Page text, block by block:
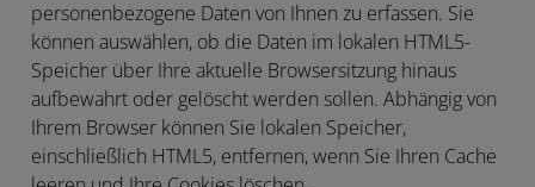
personenbezogene Daten von Ihnen zu erfassen. Sie
können auswählen, ob die Daten im lokalen HTML5-
Speicher über Ihre aktuelle Browsersitzung hinaus
aufbewahrt oder gelöscht werden sollen. Abhängig von
Ihrem Browser können Sie lokalen Speicher,
einschließlich HTML5, entfernen, wenn Sie Ihren Cache